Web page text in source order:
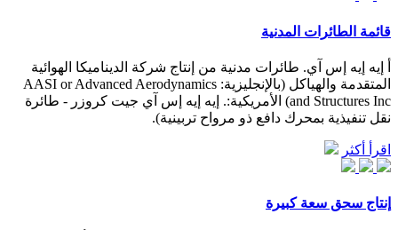
قائمة الطائرات المدنية
أ إيه إيه إس آي. طائرات مدنية من إنتاج شركة الديناميكا الهوائية
المتقدمة والهياكل (بالإنجليزية: AASI or Advanced Aerodynamics
and Structures Inc)‏ الأمريكية:. إيه إيه إس آي جيت كروزر - طائرة
نقل تنفيذية بمحرك دافع ذو مرواح تربينية).
اقرأ أكثر
إنتاج سحق سعة كبيرة